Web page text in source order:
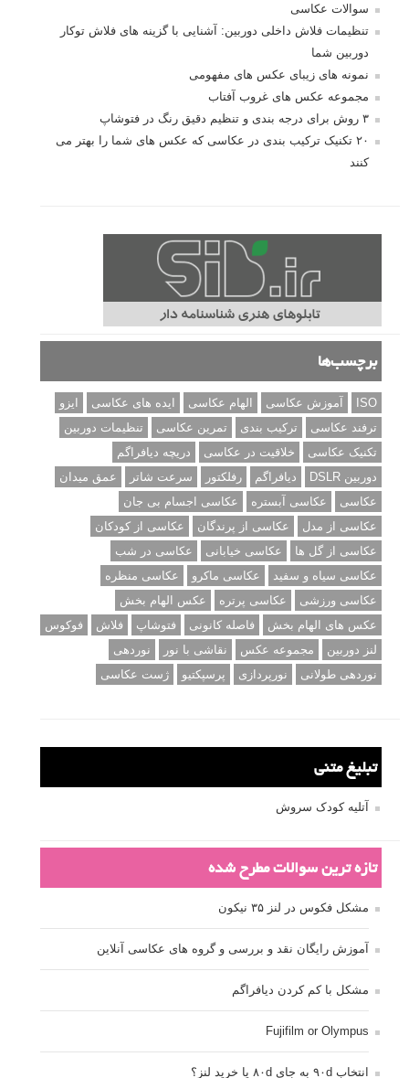
سوالات عکاسی
تنظیمات فلاش داخلی دوربین: آشنایی با گزینه های فلاش توکار
دوربین شما
نمونه های زیبای عکس های مفهومی
مجموعه عکس های غروب آفتاب
۳ روش برای درجه بندی و تنظیم دقیق رنگ در فتوشاپ
۲۰ تکنیک ترکیب بندی در عکاسی که عکس های شما را بهتر می
کنند
برچسب‌ها
ISO آموزش عکاسی الهام عکاسی ایده های عکاسی
ایزو
ترفند عکاسی
ترکیب بندی تمرین عکاسی
تنظیمات دوربین
تکنیک عکاسی
خلاقیت در عکاسی
دریچه دیافراگم
دوربین DSLR
دیافراگم رفلکتور سرعت شاتر
عمق میدان
عکاسی
عکاسی آبستره
عکاسی اجسام بی جان
عکاسی از مدل
عکاسی از پرندگان
عکاسی از کودکان
عکاسی از گل ها
عکاسی خیابانی
عکاسی در شب
عکاسی سیاه و سفید
عکاسی ماکرو
عکاسی منظره
عکاسی ورزشی
عکاسی پرتره
عکس الهام بخش
عکس های الهام بخش
فاصله کانونی فتوشاپ فلاش
فوکوس
لنز دوربین
مجموعه عکس نقاشی با نور
نوردهی
نوردهی طولانی
نورپردازی پرسپکتیو ژست عکاسی
تبلیغ متنی
آتلیه کودک سروش
تازه ترین سوالات مطرح شده
مشکل فکوس در لنز ۳۵ نیکون
آموزش رایگان نقد و بررسی و گروه های عکاسی آنلاین
مشکل با کم کردن دیافراگم
Fujifilm or Olympus
انتخاب ۹۰d به جای ۸۰d یا خرید لنز؟